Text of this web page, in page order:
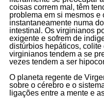
coisas correm mal, têm
problema em si mesmos e
instantaneamente numa
intestinal. Os virginianos
exigente e sofrem de
distúrbios hepáticos,
virginianos tendem a se
vezes tendem a ser
O planeta regente de
sobre o cérebro e o
ligações entre a mente e